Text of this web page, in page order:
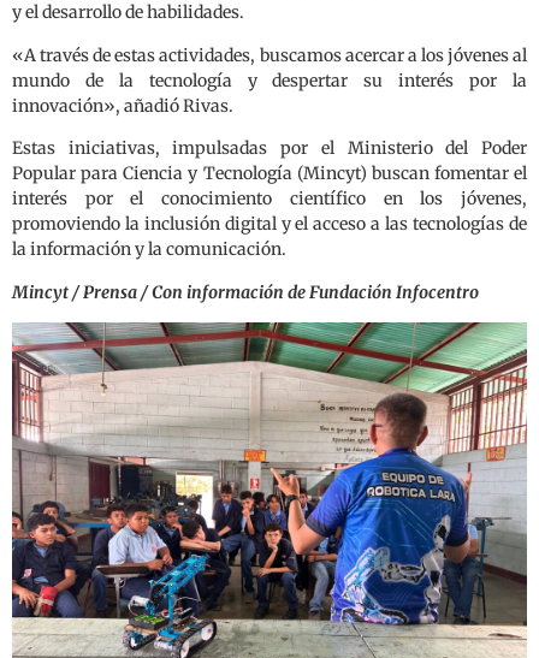
y el desarrollo de habilidades.
«A través de estas actividades, buscamos acercar a los jóvenes al
mundo de la tecnología y despertar su interés por la
innovación», añadió Rivas.
Estas iniciativas, impulsadas por el Ministerio del Poder
Popular para Ciencia y Tecnología (Mincyt) buscan fomentar el
interés por el conocimiento científico en los jóvenes,
promoviendo la inclusión digital y el acceso a las tecnologías de
la información y la comunicación.
Mincyt / Prensa / Con información de Fundación Infocentro